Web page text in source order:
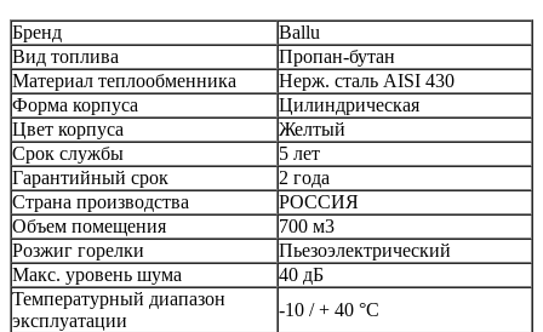
Бренд
Ballu
Вид топлива
Пропан-бутан
Материал теплообменника
Нерж. сталь AISI 430
Форма корпуса
Цилиндрическая
Цвет корпуса
Желтый
Срок службы
5 лет
Гарантийный срок
2 года
Страна производства
РОССИЯ
Объем помещения
700 м3
Розжиг горелки
Пьезоэлектрический
Макс. уровень шума
40 дБ
Температурный диапазон
эксплуатации
-10 / + 40 °С